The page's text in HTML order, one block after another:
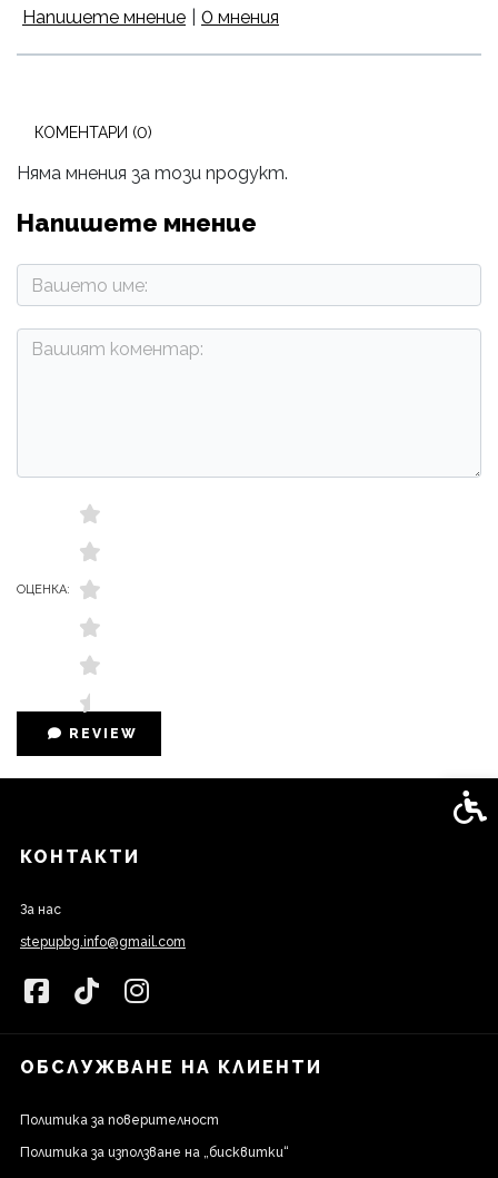
Напишете мнение 0 мнения
КОМЕНТАРИ (0)
Няма мнения за този продукт.
Напишете мнение
ОЦЕНКА:
REVIEW
КОНТАКТИ
За нас
stepupbg.info@gmail.com
ОБСЛУЖВАНЕ НА КЛИЕНТИ
Политика за поверителност
Политика за използване на „бисквитки“